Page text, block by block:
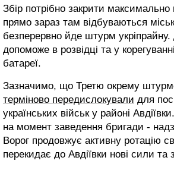
Збір потрібно закрити
прямо зараз там відбуваються
безперервно йде штурм
допоможе в розвідці та у
батареї.
Зазначимо, що Третю окрему
терміново передислокували для
українських військ у районі
на момент заведення бригади -
Ворог продовжує активну ротацію
перекидає до Авдіївки нові сили та